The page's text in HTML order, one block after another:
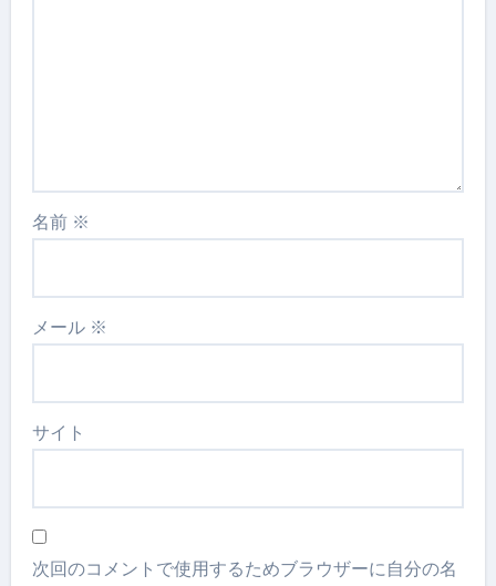
名前 ※
メール ※
サイト
次回のコメントで使用するためブラウザーに自分の名